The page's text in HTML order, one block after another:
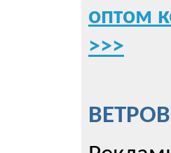
оптом
>>>